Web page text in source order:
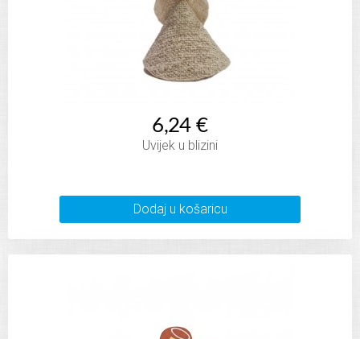
6,24 €
Uvijek u blizini
Dodaj u košaricu